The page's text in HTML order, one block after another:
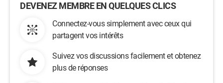
DEVENEZ MEMBRE EN QUELQUES CLICS
Connectez-vous simplement avec ceux qui
partagent vos intérêts
Suivez vos discussions facilement et obtenez
plus de réponses